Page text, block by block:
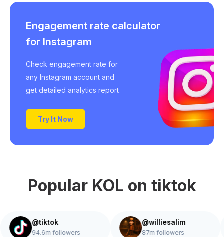
Engagement rate calculator
for Instagram
Check engagement rate for
any Instagram account and
get detailed analytics report
Try It Now
Popular KOL on tiktok
@tiktok
94.6m followers
@williesalim
87m followers